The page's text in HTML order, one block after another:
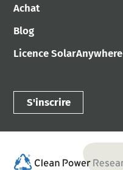
Achat
Blog
Licence SolarAnywhere
S'inscrire